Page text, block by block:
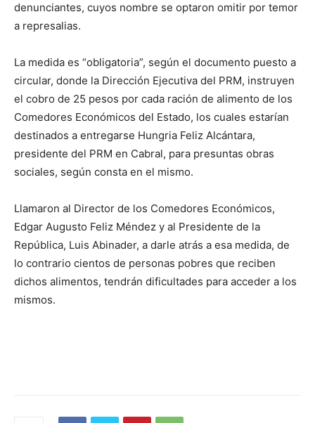
denunciantes, cuyos nombre se optaron omitir por temor
a represalias.
La medida es “obligatoria”, según el documento puesto a
circular, donde la Dirección Ejecutiva del PRM, instruyen
el cobro de 25 pesos por cada ración de alimento de los
Comedores Económicos del Estado, los cuales estarían
destinados a entregarse Hungria Feliz Alcántara,
presidente del PRM en Cabral, para presuntas obras
sociales, según consta en el mismo.
Llamaron al Director de los Comedores Económicos,
Edgar Augusto Feliz Méndez y al Presidente de la
República, Luis Abinader, a darle atrás a esa medida, de
lo contrario cientos de personas pobres que reciben
dichos alimentos, tendrán dificultades para acceder a los
mismos.